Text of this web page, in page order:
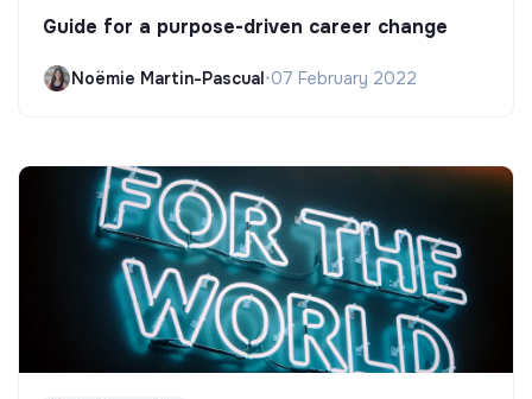
Guide for a purpose-driven career change
Noëmie Martin-Pascual•07 February 2022